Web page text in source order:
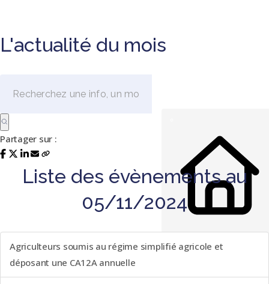
L'actualité du mois
Partager sur :
Liste des évènements au
05/11/2024
Agriculteurs soumis au régime simplifié agricole et
déposant une CA12A annuelle